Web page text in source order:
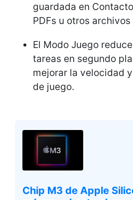
guardada en
PDFs u otros
El Modo Juego
tareas en segundo
mejorar la velocidad
de juego.
Chip M3 de Apple